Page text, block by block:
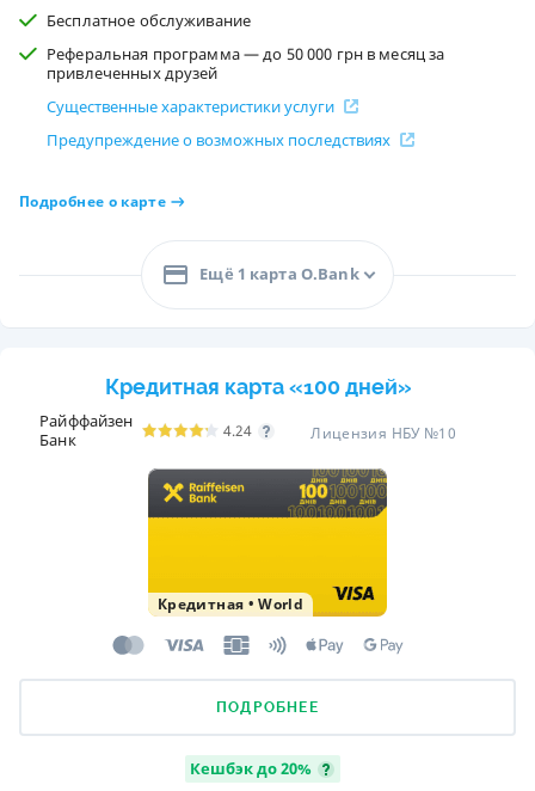
Бесплатное обслуживание
Реферальная программа — до 50 000 грн в месяц за
привлеченных друзей
Существенные характеристики услуги
Предупреждение о возможных последствиях
Подробнее о карте
Ещё 1 карта O.Bank
Кредитная карта «100 дней»
Райффайзен
Банк
4.24 Лицензия НБУ №10
Кредитная •World
ПОДРОБНЕЕ
Кешбэк до 20%